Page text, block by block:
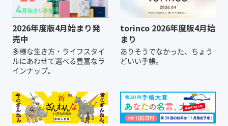
2026年度版4月始まり発
売中
多様な生き方・ライフスタイ
ルにあわせて選べる豊富なラ
インナップ。
torinco 2026年度版4月始
まり
ありそうでなかった、ちょう
どいい手帳。